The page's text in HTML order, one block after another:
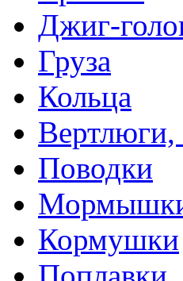
Джиг-
Груза
Кольца
Вертлюги,
Поводки
Кормушки